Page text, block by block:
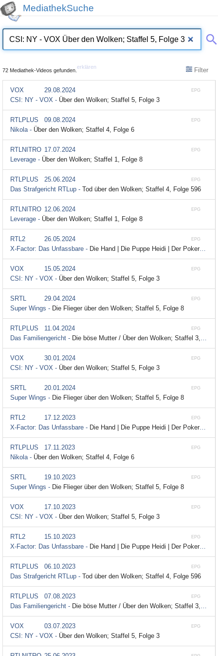
MediathekSuche
72 Mediathek-Videos gefunden.
erklären Filter
EPG
VOX
29.08.2024
CSI: NY - VOX - Über den Wolken; Staffel 5, Folge 3
EPG
RTLPLUS
09.08.2024
Nikola - Über den Wolken; Staffel 4, Folge 6
EPG
RTLNITRO 17.07.2024
Leverage - Über den Wolken; Staffel 1, Folge 8
EPG
RTLPLUS
25.06.2024
Das Strafgericht RTLup - Tod über den Wolken; Staffel 4, Folge 596
EPG
RTLNITRO 12.06.2024
Leverage - Über den Wolken; Staffel 1, Folge 8
EPG
RTL2
26.05.2024
X-Factor: Das Unfassbare - Die Hand | Die Puppe Heidi | Der Pokerspieler | Über den Wolken | Bildschirmschoner; Staffel 4, Folge 45
EPG
VOX
15.05.2024
CSI: NY - VOX - Über den Wolken; Staffel 5, Folge 3
EPG
SRTL
29.04.2024
Super Wings - Die Flieger über den Wolken; Staffel 5, Folge 8
EPG
RTLPLUS
11.04.2024
Das Familiengericht - Die böse Mutter / Über den Wolken; Staffel 3, Folge 65
EPG
VOX
30.01.2024
CSI: NY - VOX - Über den Wolken; Staffel 5, Folge 3
EPG
SRTL
20.01.2024
Super Wings - Die Flieger über den Wolken; Staffel 5, Folge 8
EPG
RTL2
17.12.2023
X-Factor: Das Unfassbare - Die Hand | Die Puppe Heidi | Der Pokerspieler | Über den Wolken | Bildschirmschoner; Staffel 4, Folge 45
EPG
RTLPLUS
17.11.2023
Nikola - Über den Wolken; Staffel 4, Folge 6
EPG
SRTL
19.10.2023
Super Wings - Die Flieger über den Wolken; Staffel 5, Folge 8
EPG
VOX
17.10.2023
CSI: NY - VOX - Über den Wolken; Staffel 5, Folge 3
EPG
RTL2
15.10.2023
X-Factor: Das Unfassbare - Die Hand | Die Puppe Heidi | Der Pokerspieler | Über den Wolken | Bildschirmschoner; Staffel 4, Folge 45
EPG
RTLPLUS
06.10.2023
Das Strafgericht RTLup - Tod über den Wolken; Staffel 4, Folge 596
EPG
RTLPLUS
07.08.2023
Das Familiengericht - Die böse Mutter / Über den Wolken; Staffel 3, Folge 65
EPG
VOX
03.07.2023
CSI: NY - VOX - Über den Wolken; Staffel 5, Folge 3